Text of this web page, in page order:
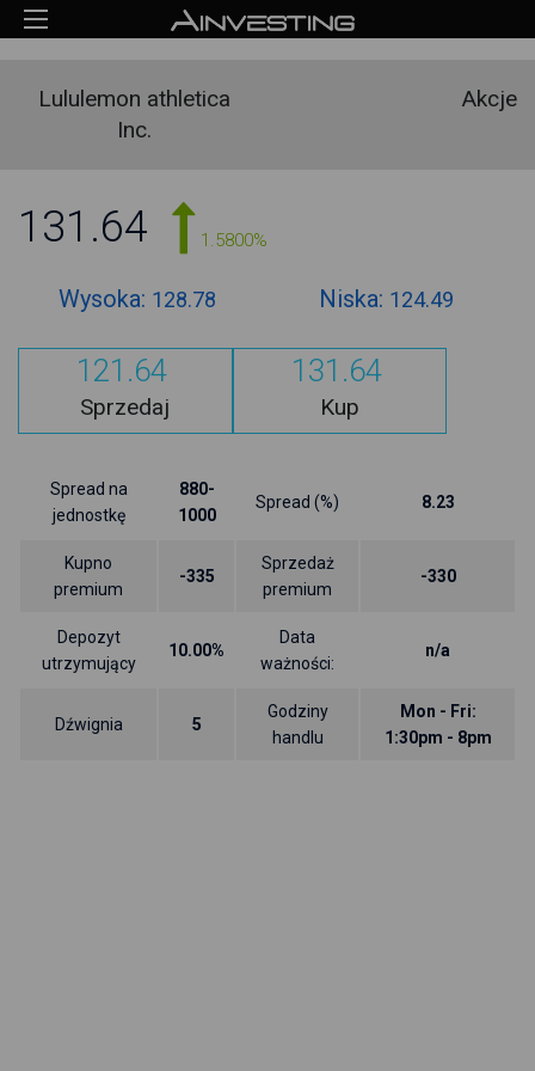
Lululemon athletica
Inc.
Akcje
131.64 1.5800%
Wysoka: 128.78 Niska: 124.49
121.64
Sprzedaj
131.64
Kup
Spread na
jednostkę
880-
1000
Spread (%) 8.23
Kupno
premium
-335
Sprzedaż
premium
-330
Depozyt
utrzymujący
10.00%
Data
ważności:
n/a
Dźwignia 5
Godziny
handlu
Mon - Fri:
1:30pm - 8pm